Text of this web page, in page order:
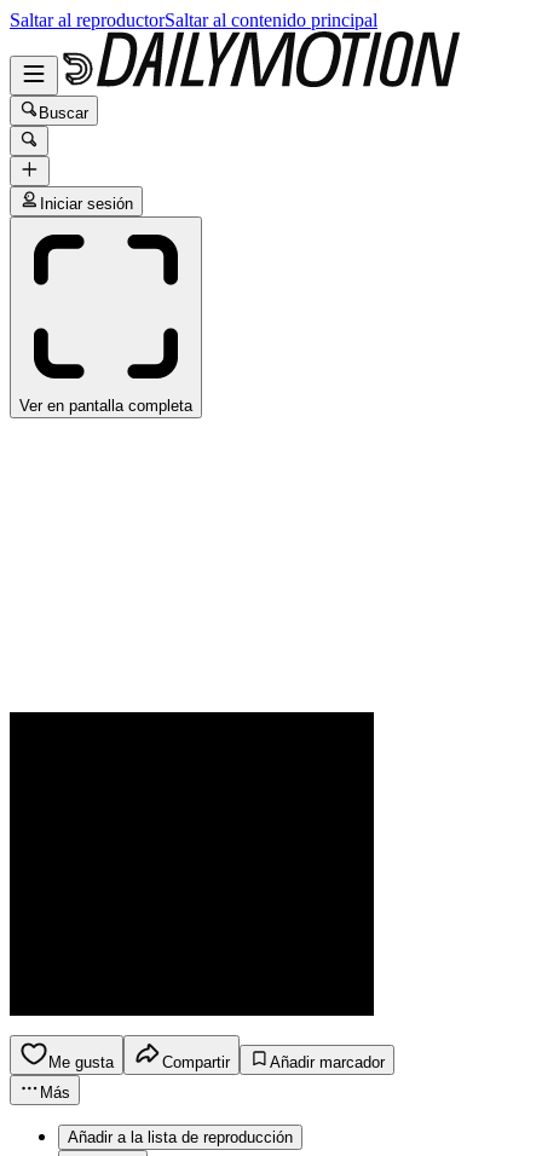
Saltar al reproductorSaltar al contenido principal
Buscar
Iniciar sesión
Ver en pantalla completa
Me gusta Compartir
Añadir marcador
Más
Añadir a la lista de reproducción